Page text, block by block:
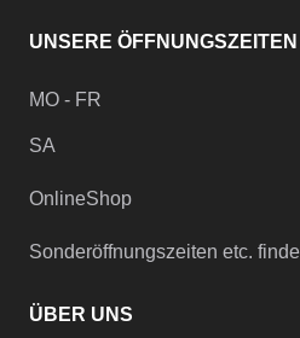
UNSERE ÖFFNUNGSZEITEN
MO - FR
SA
OnlineShop
Sonderöffnungszeiten etc.
ÜBER UNS